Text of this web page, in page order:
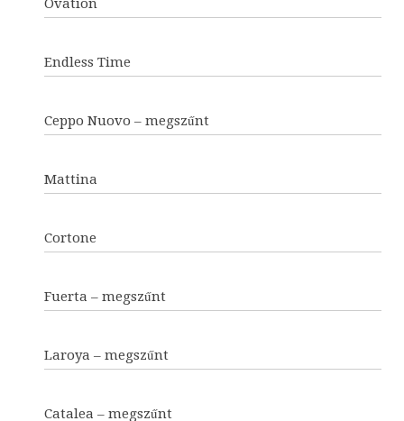
Ovation
Endless Time
Ceppo Nuovo – megszűnt
Mattina
Cortone
Fuerta – megszűnt
Laroya – megszűnt
Catalea – megszűnt